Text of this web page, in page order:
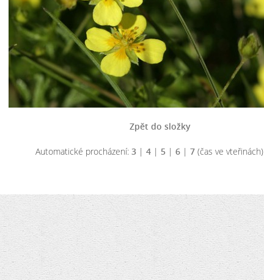
Zpět do složky
Automatické procházení: 3| 4| 5| 6| 7(čas ve vteřinách)